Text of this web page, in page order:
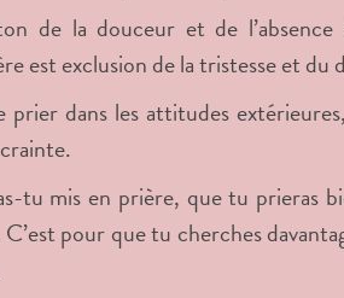
de la douceur et de
est exclusion de la tristesse et du
dans les attitudes
tu mis en prière, que tu prieras
pour que tu cherches